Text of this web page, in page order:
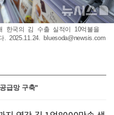
한국의 김 수출 실적이 10억불을
. 2025.11.24. bluesoda@newsis.com
급망 구축"